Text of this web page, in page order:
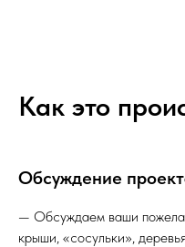
Как это
Обсуждение
— Обсуждаем ваши
крыши, «сосульки»,